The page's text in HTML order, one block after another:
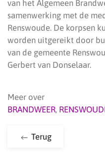
van het Algemeen
samenwerking met de
Renswoude. De korpsen
worden uitgereikt door
van de gemeente
Gerbert van Donselaar.
Meer over
BRANDWEER,
Terug